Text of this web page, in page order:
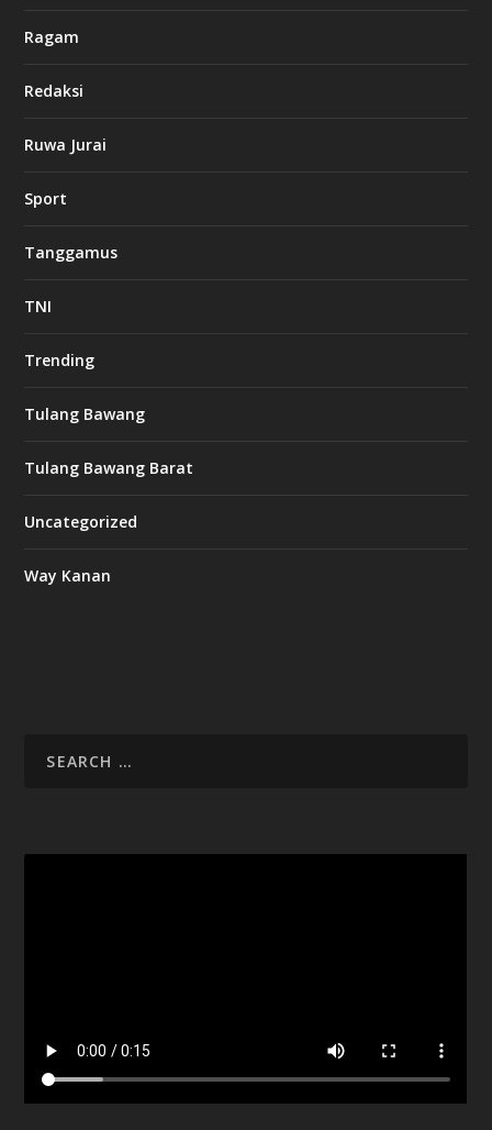
Ragam
Redaksi
Ruwa Jurai
Sport
Tanggamus
TNI
Trending
Tulang Bawang
Tulang Bawang Barat
Uncategorized
Way Kanan